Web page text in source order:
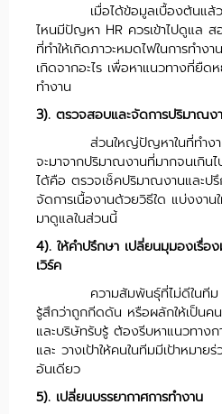
เมื่อได้ข้อมูลเบื้องต้นแ
ไหนมีปัญหา HR ควรเข้าไปดูแล
ที่ทำให้เกิดภาวะหมดไฟในการทำง
เกิดจากอะไร เพื่อหาแนวทางที่ยื
ทำงาน
3). ตรวจสอบและจัดการปริมาณง
ส่วนใหญ่ปัญหาในที่ทำง
จะมาจากปริมาณงานที่มากจนเกิน
ได้คือ ตรวจเช็คปริมาณงานและป
จัดการเนื้องานด้วยวิธีใด แบ่งงาน
มาดูแลในส่วนนี้
4). ให้คำปรึกษา เปลี่ยนมุมองเรื่อ
เวิร์ค
ความสัมพันธุ์ที่ไม่ดีในที
รู้สึกว่าถูกกีดดัน หรือผลักให้เป็น
และบริษัทรับรู้ ต้องรีบหาแนวทาง
และ วางเป้าให้คนในทีมมีเป้าหมา
อันเดียว
5). เปลี่ยนบรรยากาศการทำงาน